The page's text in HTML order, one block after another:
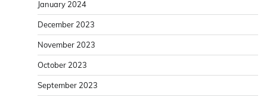
January 2024
December 2023
November 2023
October 2023
September 2023